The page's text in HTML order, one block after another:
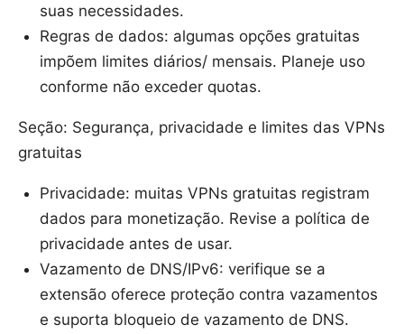
suas necessidades.
Regras de dados: algumas opções gratuitas
impõem limites diários/ mensais. Planeje uso
conforme não exceder quotas.
Seção: Segurança, privacidade e limites das VPNs
gratuitas
Privacidade: muitas VPNs gratuitas registram
dados para monetização. Revise a política de
privacidade antes de usar.
Vazamento de DNS/IPv6: verifique se a
extensão oferece proteção contra vazamentos
e suporta bloqueio de vazamento de DNS.